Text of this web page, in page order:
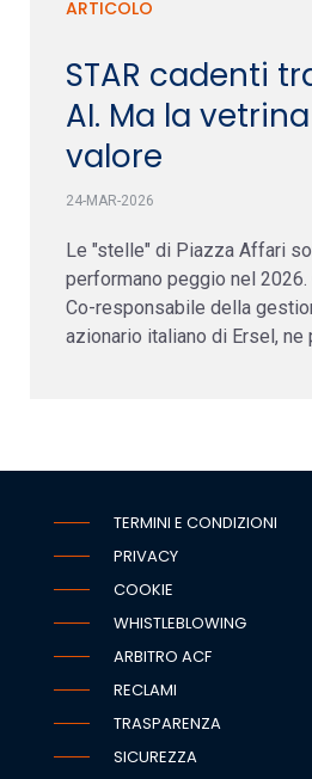
ARTICOLO
STAR cadenti
AI. Ma la
valore
24-MAR-2026
Le "stelle" di Piazza Affari
performano peggio nel 2026.
Co-responsabile della
azionario italiano di Ersel, ne
TERMINI E CONDIZIONI
PRIVACY
COOKIE
WHISTLEBLOWING
ARBITRO ACF
RECLAMI
TRASPARENZA
SICUREZZA